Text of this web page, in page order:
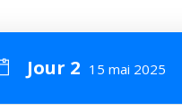
Jour 2 15 mai 2025